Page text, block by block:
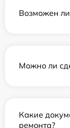
Возможен ли
Можно ли
Какие
ремонта?